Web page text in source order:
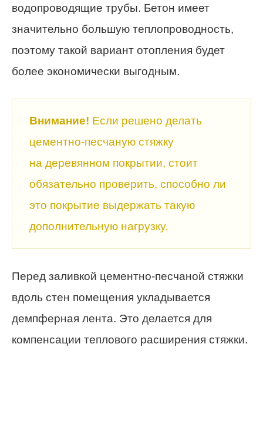
водопроводящие трубы. Бетон имеет
значительно большую теплопроводность,
поэтому такой вариант отопления будет
более экономически выгодным.
Внимание! Если решено делать
цементно-песчаную стяжку
на деревянном покрытии, стоит
обязательно проверить, способно ли
это покрытие выдержать такую
дополнительную нагрузку.
Перед заливкой цементно-песчаной стяжки
вдоль стен помещения укладывается
демпферная лента. Это делается для
компенсации теплового расширения стяжки.